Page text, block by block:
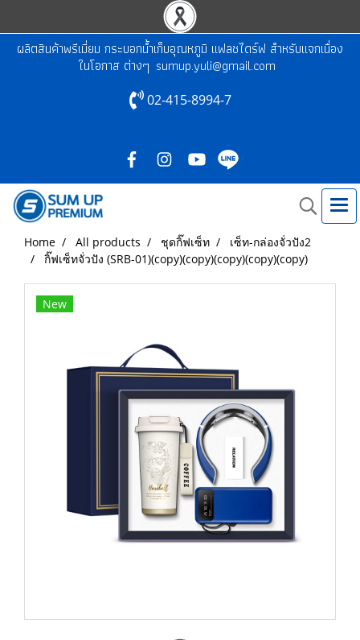
ผลิตสินค้าพรีเมี่ยม กระบอกน้ำเก็บอุณหภูมิ แฟลชไดร์ฟ สำหรับแจกเนื่อง
ในโอกาส ต่างๆ sumup.yuli@gmail.com
02-415-8994-7
Home All products ชุดกิ๊ฟเซ็ท
เซ็ท-กล่องจั่วปัง2
กิ๊ฟเซ็ทจั่วปัง (SRB-01)(copy)(copy)(copy)(copy)(copy)
New